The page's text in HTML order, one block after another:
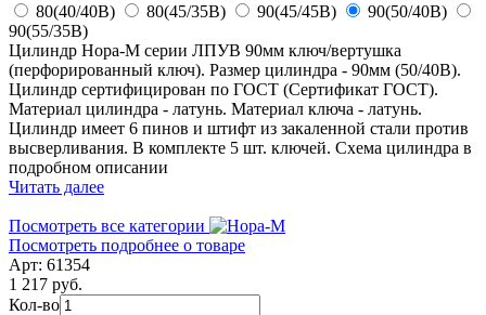
80(40/40В)
80(45/35В) 90(45/45В)
90(50/40В)
90(55/35В)
Цилиндр Нора-М серии ЛПУВ 90мм ключ/вертушка
(перфорированный ключ). Размер цилиндра - 90мм (50/40В).
Цилиндр сертифицирован по ГОСТ (Сертификат ГОСТ).
Материал цилиндра - латунь. Материал ключа - латунь.
Цилиндр имеет 6 пинов и штифт из закаленной стали против
высверливания. В комплекте 5 шт. ключей. Схема цилиндра в
подробном описании
Читать далее
Посмотреть все категории
Посмотреть подробнее о товаре
Арт: 61354
1 217 руб.
Кол-во